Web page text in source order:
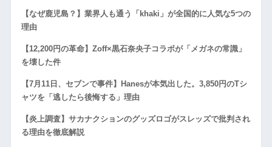
【なぜ鹿児島？】業界人も通う「khaki」が全国的に人気な5つの
理由
【12,200円の革命】Zoff×黒石奈央子コラボが「メガネの常識」
を壊した件
【7月11日、セブンで事件】Hanesが本気出した。3,850円のTシ
ャツを「逃したら後悔する」理由
【炎上調査】サカナクションのグッズロゴがスレッズで批判され
る理由を徹底解説